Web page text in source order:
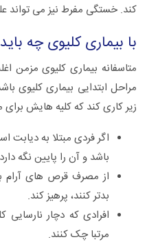
کند. خستگی مفرط نیز می تواند
با بیماری کلیوی چه
متاسفانه بیماری کلیوی مزمن
مراحل ابتدایی بیماری کلیوی
زیر کاری کند که کلیه هایش برای
اگر فردی مبتلا به
باشد و آن را پایین نگه
از مصرف قرص های آرام
بدتر کنند، پرهیز کند.
افرادی که دچار
مرتبا چک کنند.